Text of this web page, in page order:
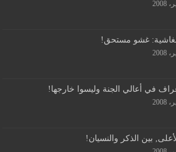
غشو مستحق!
في أعالي الجنة وليسوا خارجها!
بين الذكر والنسيان!